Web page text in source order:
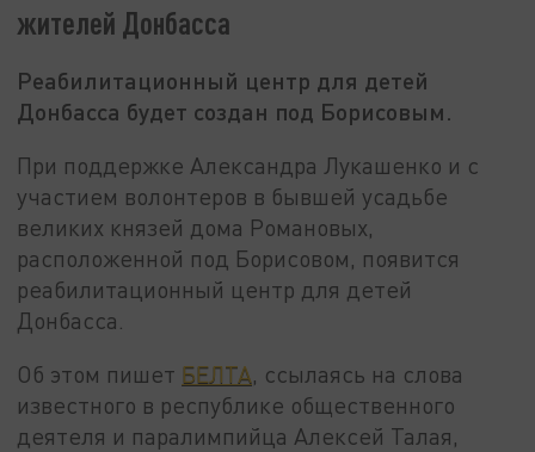
жителей Донбасса
Реабилитационный центр для детей
Донбасса будет создан под Борисовым.
При поддержке Александра Лукашенко и с
участием волонтеров в бывшей усадьбе
великих князей дома Романовых,
расположенной под Борисовом, появится
реабилитационный центр для детей
Донбасса.
Об этом пишет БЕЛТА, ссылаясь на слова
известного в республике общественного
деятеля и паралимпийца Алексей Талая,